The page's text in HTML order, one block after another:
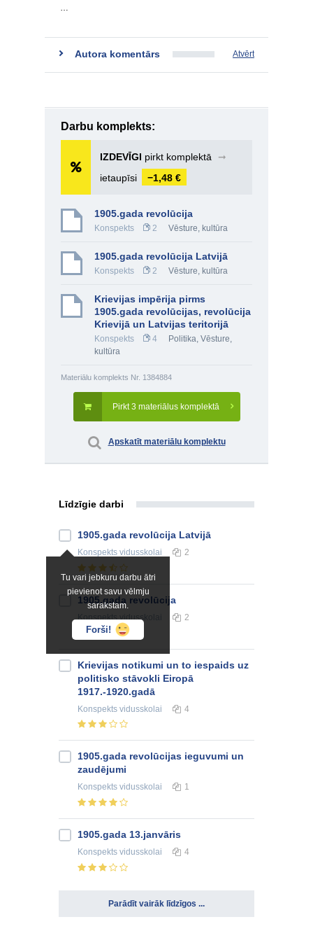
…
Autora komentārs Atvērt
Darbu komplekts:
IZDEVĪGI pirkt komplektā
➞
ietaupīsi
−1,48 €
1905.gada revolūcija
Konspekts 2 Vēsture, kultūra
1905.gada revolūcija Latvijā
Konspekts 2 Vēsture, kultūra
Krievijas impērija pirms
1905.gada revolūcijas, revolūcija
Krievijā un Latvijas teritorijā
Konspekts 4 Politika, Vēsture,
kultūra
Materiālu komplekts Nr. 1384884
Pirkt 3 materiālus komplektā
Apskatīt materiālu komplektu
Līdzīgie darbi
Tu vari jebkuru darbu ātri
pievienot savu vēlmju
sarakstam.
Forši!
1905.gada revolūcija Latvijā
Konspekts vidusskolai 2
1905.gada revolūcija
Konspektsvidusskolai 2
Krievijas notikumi un to iespaids uz
politisko stāvokli Eiropā
1917.-1920.gadā
Konspekts vidusskolai 4
1905.gada revolūcijas ieguvumi un
zaudējumi
Konspekts vidusskolai 1
1905.gada 13.janvāris
Konspekts vidusskolai 4
Parādīt vairāk līdzīgos ...